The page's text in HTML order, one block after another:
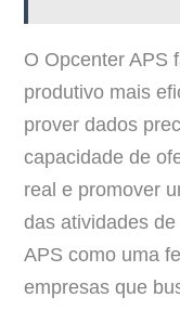
O Opcenter APS
produtivo mais
prover dados
capacidade de
real e promover
das atividades
APS como uma
empresas que